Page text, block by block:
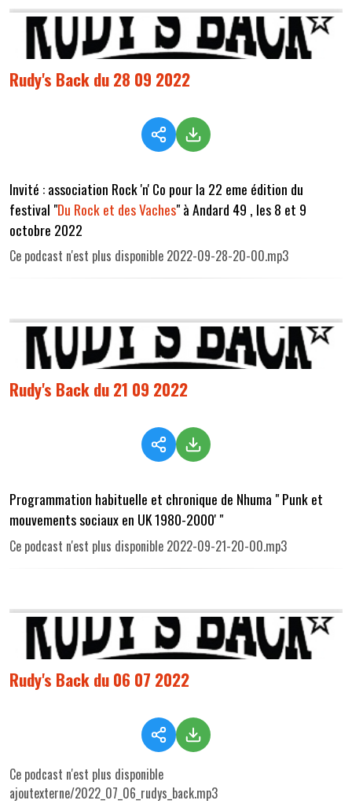
Rudy's Back du 28 09 2022
Invité : association Rock 'n' Co pour la 22 eme édition du
festival "Du Rock et des Vaches" à Andard 49 , les 8 et 9
octobre 2022
Ce podcast n'est plus disponible 2022-09-28-20-00.mp3
Rudy's Back du 21 09 2022
Programmation habituelle et chronique de Nhuma " Punk et
mouvements sociaux en UK 1980-2000' "
Ce podcast n'est plus disponible 2022-09-21-20-00.mp3
Rudy's Back du 06 07 2022
Ce podcast n'est plus disponible
ajoutexterne/2022_07_06_rudys_back.mp3